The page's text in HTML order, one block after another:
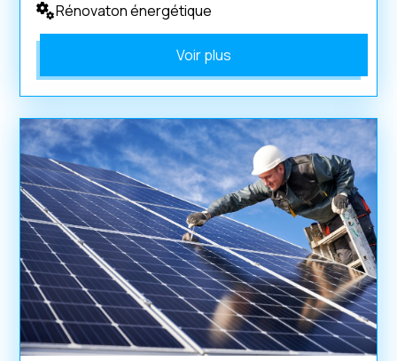
Rénovaton énergétique
Voir plus